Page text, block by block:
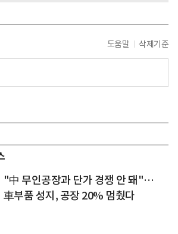
도움말 삭제기준
"中 무인공장과 단가 경쟁 안 돼"…
車부품 성지, 공장 20% 멈췄다